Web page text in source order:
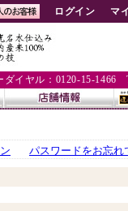
ログイン マ
ダイヤル：0120-15-1466
パスワードをお忘れ